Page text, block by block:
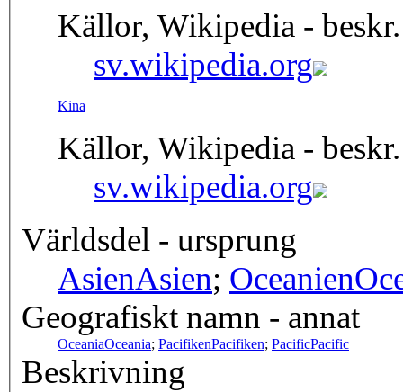
Källor, Wikipedia -
sv.wikipedia.org
Kina
Källor, Wikipedia -
sv.wikipedia.org
Världsdel - ursprung
AsienAsien; Oceanien
Geografiskt namn - annat
OceaniaOceania; PacifikenPacifiken; PacificPacific
Beskrivning